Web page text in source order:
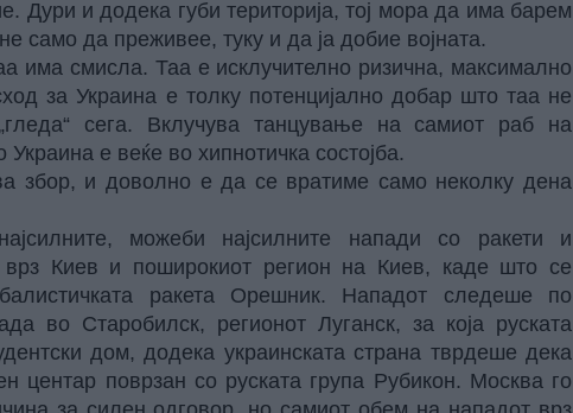
Дури и додека губи територија, тој мора да има барем
само да преживее, туку и да ја добие војната.
има смисла. Таа е исклучително ризична, максимално
за Украина е толку потенцијално добар што таа не
сега. Вклучува танцување на самиот раб на
е веќе во хипнотичка состојба.
збор, и доволно е да се вратиме само неколку дена
можеби најсилните напади со ракети и
врз Киев и поширокиот регион на Киев, каде што се
ракета Орешник. Нападот следеше по
во Старобилск, регионот Луганск, за која руската
дом, додека украинската страна тврдеше дека
центар поврзан со руската група Рубикон. Москва го